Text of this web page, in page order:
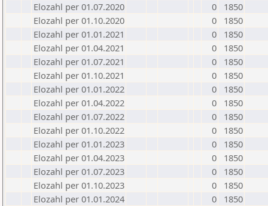
Elozahl per 01.07.2020
0
1850
Elozahl per 01.10.2020
0
1850
Elozahl per 01.01.2021
0
1850
Elozahl per 01.04.2021
0
1850
Elozahl per 01.07.2021
0
1850
Elozahl per 01.10.2021
0
1850
Elozahl per 01.01.2022
0
1850
Elozahl per 01.04.2022
0
1850
Elozahl per 01.07.2022
0
1850
Elozahl per 01.10.2022
0
1850
Elozahl per 01.01.2023
0
1850
Elozahl per 01.04.2023
0
1850
Elozahl per 01.07.2023
0
1850
Elozahl per 01.10.2023
0
1850
Elozahl per 01.01.2024
0
1850